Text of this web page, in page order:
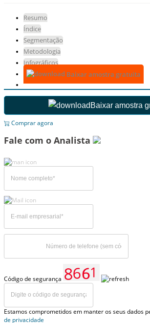
Resumo
Índice
Segmentação
Metodologia
Infográficos
Baixar amostra gratuita
Baixar amostra
Comprar agora
Fale com o Analista
Código de segurança
Estamos comprometidos em manter os seus dados
de privacidade